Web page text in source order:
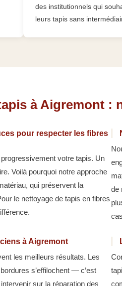
des institutionnels qui
leurs tapis sans
à Aigremont
pour respecter les fibres
votre tapis. Un
Voilà pourquoi notre approche
qui préservent la
le nettoyage de tapis en fibres
de
à Aigremont
les meilleurs résultats. Les
s’effilochent — c’est
sur la réparation des